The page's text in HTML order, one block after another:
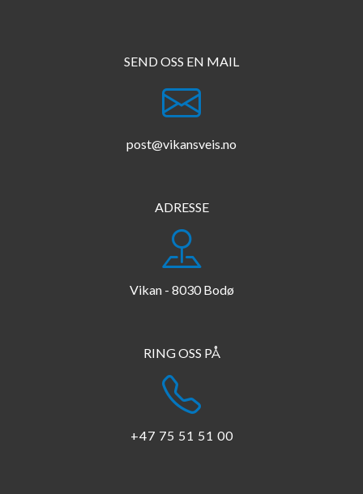
SEND OSS EN MAIL
post@vikansveis.no
ADRESSE
Vikan - 8030 Bodø
​​​​​​​RING OSS PÅ
+47 75 51 51 00